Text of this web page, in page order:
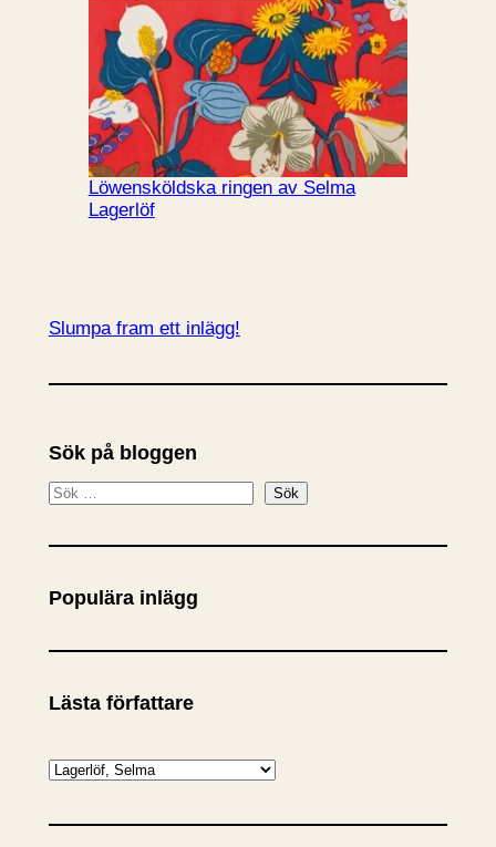
Löwensköldska ringen av Selma
Lagerlöf
Slumpa fram ett inlägg!
Sök på bloggen
S
k
Sök
Populära inlägg
Lästa författare
K
t